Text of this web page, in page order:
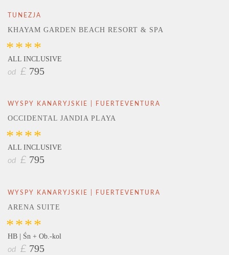
TUNEZJA
KHAYAM GARDEN BEACH RESORT & SPA
****
ALL INCLUSIVE
od £ 795
WYSPY KANARYJSKIE | FUERTEVENTURA
OCCIDENTAL JANDIA PLAYA
****
ALL INCLUSIVE
od £ 795
WYSPY KANARYJSKIE | FUERTEVENTURA
ARENA SUITE
****
HB | Śn + Ob.-kol
od £ 795